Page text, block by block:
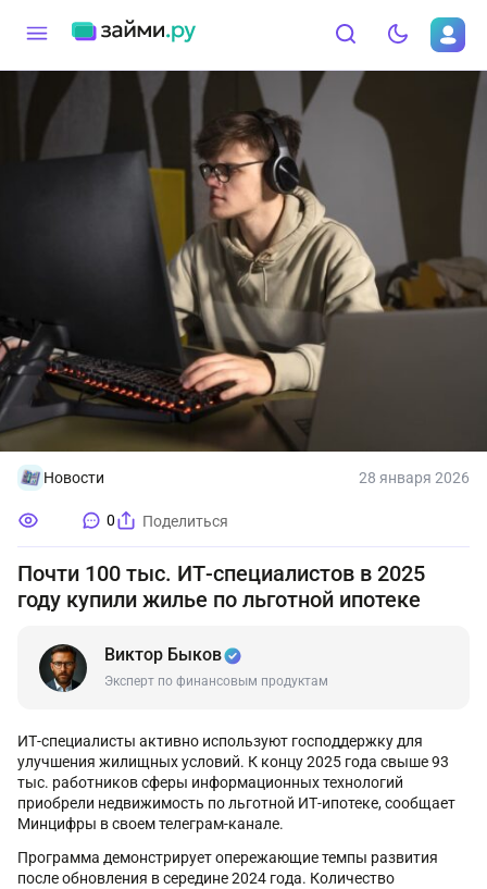
Новости 28 января 2026
0 Поделиться
Почти 100 тыс. ИТ-специалистов в 2025
году купили жилье по льготной ипотеке
Виктор Быков
Эксперт по финансовым продуктам
ИТ-специалисты активно используют господдержку для
улучшения жилищных условий. К концу 2025 года свыше 93
тыс. работников сферы информационных технологий
приобрели недвижимость по льготной ИТ-ипотеке, сообщает
Минцифры в своем телеграм-канале.
Программа демонстрирует опережающие темпы развития
после обновления в середине 2024 года. Количество